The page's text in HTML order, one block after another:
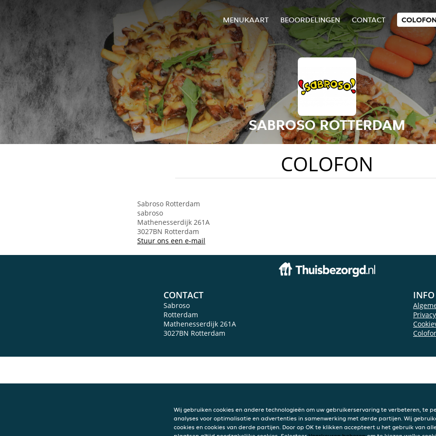
MENUKAART BEOORDELINGEN CONTACT
SABROSO ROTTERDAM
COLOFON
Sabroso Rotterdam
sabroso
Mathenesserdijk 261A
3027BN Rotterdam
Stuur ons een e-mail
CONTACT
Sabroso
Rotterdam
Mathenesserdijk 261A
3027BN Rotterdam
INFO
Wij gebruiken cookies en andere technologieën om uw gebruikerservaring te verbeteren, te
analyses voor optimalisatie en advertenties in samenwerking met derde partijen. Wij
cookies en cookies van derde partijen. Door op OK te klikken accepteert u het gebruik van